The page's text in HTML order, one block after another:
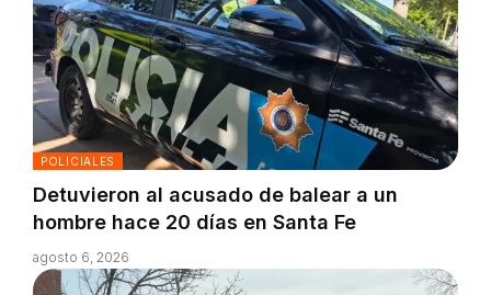
POLICIALES
Detuvieron al acusado de balear a un
hombre hace 20 días en Santa Fe
agosto 6, 2026